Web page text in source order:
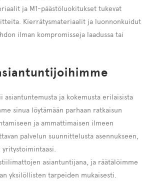
ja M1-päästöluokitukset tukevat
Kierrätysmateriaalit ja luonnonkuidut
ilman kompromisseja laadussa tai
asiantuntemusta ja kokemusta erilaisista
sinua löytämään parhaan ratkaisun
ja ammattimaisen ilmeen
palvelun suunnittelusta asennukseen,
asiantuntijana, ja räätälöimme
yksilöllisten tarpeiden mukaisesti.